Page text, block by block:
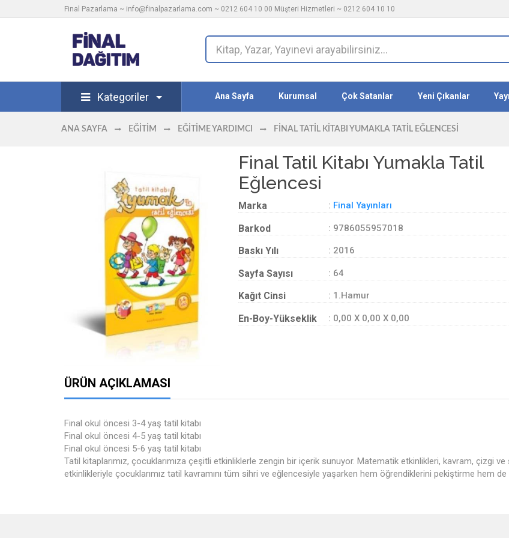
Final Pazarlama ~ info@finalpazarlama.com ~ 0212 604 10 00 Müşteri Hizmetleri ~ 0212 604 10 10
Kategoriler Ana Sayfa Kurumsal Çok Satanlar Yeni Çıkanlar
ANA SAYFA EĞITIM EĞITIME YARDIMCI FINAL TATIL KITABI YUMAKLA TATIL EĞLENCESI
Final Tatil Kitabı Yumakla Tatil
Eğlencesi
Marka : Final Yayınları
Barkod : 9786055957018
Baskı Yılı : 2016
Sayfa Sayısı : 64
Kağıt Cinsi : 1.Hamur
En-Boy-Yükseklik : 0,00 X 0,00 X 0,00
ÜRÜN AÇIKLAMASI
Final okul öncesi 3-4 yaş tatil kitabı
Final okul öncesi 4-5 yaş tatil kitabı
Final okul öncesi 5-6 yaş tatil kitabı
Tatil kitaplarımız, çocuklarımıza çeşitli etkinliklerle zengin bir içerik sunuyor. Matematik etkinlikleri, kavram, çizgi
etkinlikleriyle çocuklarımız tatil kavramını tüm sihri ve eğlencesiyle yaşarken hem öğrendiklerini pekiştirme hem de